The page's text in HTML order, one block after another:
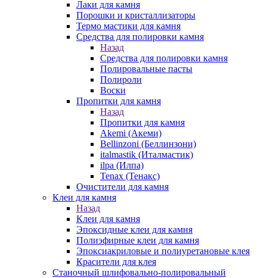
Лаки для камня
Порошки и кристаллизаторы
Термо мастики для камня
Средства для полировки камня
Назад
Средства для полировки камня
Полировальные пасты
Полироли
Воски
Пропитки для камня
Назад
Пропитки для камня
Akemi (Акеми)
Bellinzoni (Беллинзони)
italmastik (Италмастик)
ilpa (Илпа)
Tenax (Тенакс)
Очистители для камня
Клеи для камня
Назад
Клеи для камня
Эпоксидные клеи для камня
Полиэфирные клеи для камня
Эпоксиакриловые и полиуретановые клея
Красители для клея
Станочный шлифовально-полировальный